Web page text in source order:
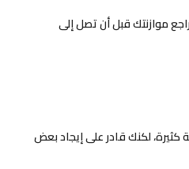
موازنتك قبل أن تصل إلى
لكنك قادر على إيجاد بعض